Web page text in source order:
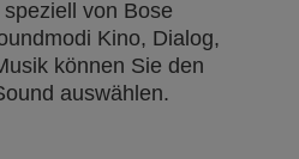
von Bose
Kino, Dialog,
können Sie den
auswählen.